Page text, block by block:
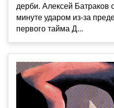
дерби. Алексей Батраков
минуте ударом из-за
первого тайма Д...